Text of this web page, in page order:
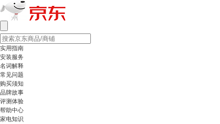
实用指南
安装服务
名词解释
常见问题
购买须知
品牌故事
评测体验
帮助中心
家电知识